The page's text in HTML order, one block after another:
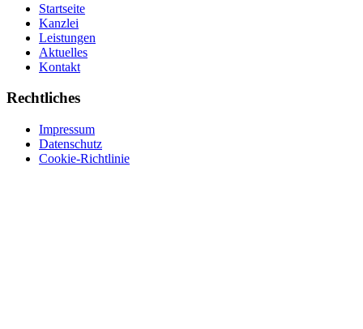
Startseite
Kanzlei
Leistungen
Aktuelles
Kontakt
Rechtliches
Impressum
Datenschutz
Cookie-Richtlinie